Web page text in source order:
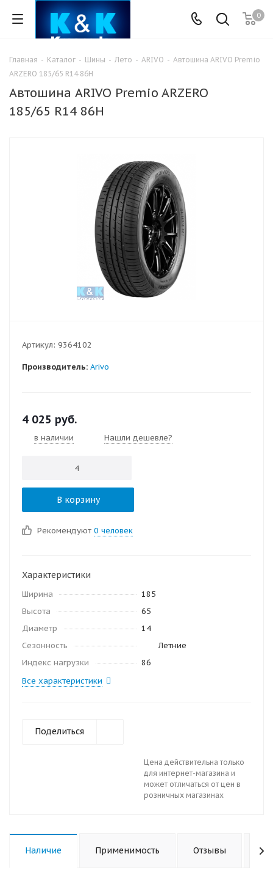
0
Главная - Каталог - Шины - Лето - ARIVO - Автошина ARIVO Premio
ARZERO 185/65 R14 86H
Автошина ARIVO Premio ARZERO
185/65 R14 86H
Артикул: 9364102
Производитель: Arivo
4 025 руб.
в наличии Нашли дешевле?
В корзину
Рекомендуют 0 человек
Характеристики
Ширина
185
Высота
65
Диаметр
14
Сезонность
Летние
Индекс нагрузки
86
Все характеристики
Поделиться
Цена действительна только
для интернет-магазина и
может отличаться от цен в
розничных магазинах
Наличие Применимость Отзывы